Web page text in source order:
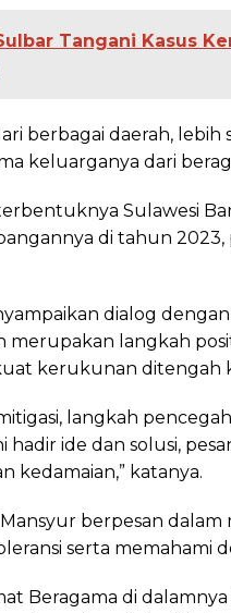
Tangani Kasus
berbagai daerah,
keluarganya dari
Sulawesi
di tahun
dialog
merupakan langkah
kerukunan ditengah
langkah
hadir ide dan solusi,
kedamaian,” katanya.
Mansyur berpesan
serta memahami
Beragama di